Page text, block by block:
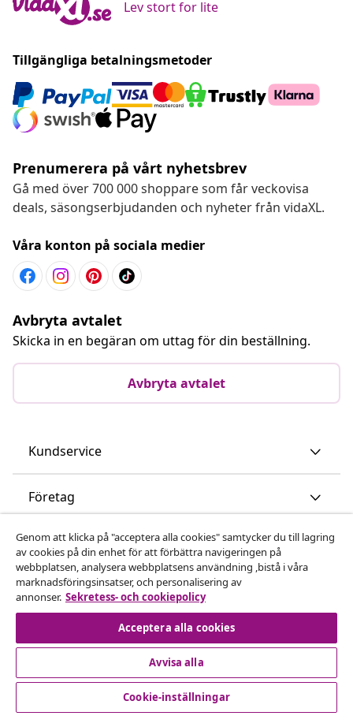
Lev stort for lite
Tillgängliga betalningsmetoder
Prenumerera på vårt nyhetsbrev
Gå med över 700 000 shoppare som får veckovisa
deals, säsongserbjudanden och nyheter från vidaXL.
Våra konton på sociala medier
Avbryta avtalet
Skicka in en begäran om uttag för din beställning.
Avbryta avtalet
Kundservice
Företag
vidaXL
Upptäck mer
© 2008-2026 vidaXL www.vidaxl.se är en webbshop från
Genom att klicka på "acceptera alla cookies" samtycker du till lagring
av cookies på din enhet för att förbättra navigeringen på
webbplatsen, analysera webbplatsens användning ,bistå i våra
marknadsföringsinsatser, och personalisering av
annonser. Sekretess- och cookiepolicy
Acceptera alla cookies
Avvisa alla
Cookie-inställningar